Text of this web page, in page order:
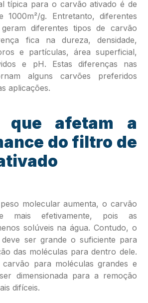
típica para o carvão ativado é de
1000m²/g. Entretanto, diferentes
geram diferentes tipos de carvão
fica na dureza, densidade,
e partículas, área superficial,
e pH. Estas diferenças nas
alguns carvões preferidos
aplicações.
que afetam a
do filtro de
molecular aumenta, o carvão
mais efetivamente, pois as
solúveis na água. Contudo, o
ser grande o suficiente para
das moléculas para dentro dele.
para moléculas grandes e
dimensionada para a remoção
difíceis.